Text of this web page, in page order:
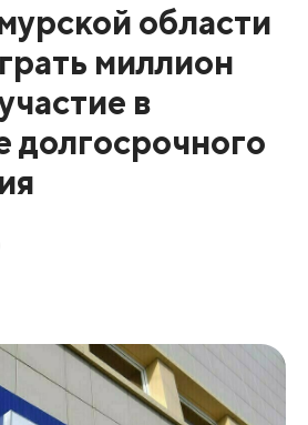
области
миллион
в
долгосрочного